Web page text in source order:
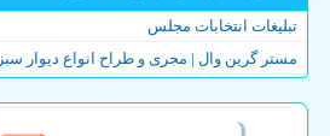
تبلیغات انتخابات مجلس
مستر گرین وال | مجری و طراح انواع دیوار سبز